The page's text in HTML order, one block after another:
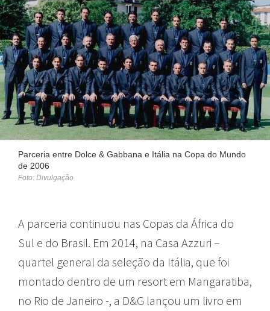
Parceria entre Dolce & Gabbana e Itália na Copa do Mundo
de 2006
Foto: Divulgação
A parceria continuou nas Copas da África do
Sul e do Brasil. Em 2014, na Casa Azzuri –
quartel general da seleção da Itália, que foi
montado dentro de um resort em Mangaratiba,
no Rio de Janeiro -, a D&G lançou um livro em